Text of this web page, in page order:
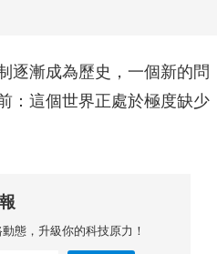
逐漸成為歷史，一個新的問
：這個世界正處於極度缺少
態，升級你的科技原力！